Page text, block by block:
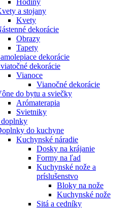
Hodiny
a stojany
Kvety
dekorácie
Obrazy
Tapety
dekorácie
dekorácie
Vianoce
Vianočné dekorácie
do bytu a sviečky
Arómaterapia
Svietniky
do kuchyne
Kuchynské náradie
Dosky na krájanie
Formy na ľad
Kuchynské nože a
príslušenstvo
Bloky na nože
Kuchynské nože
Sitá a cedníky